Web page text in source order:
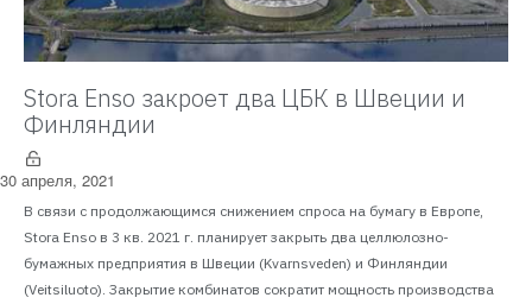
Stora Enso закроет два ЦБК в Швеции и
Финляндии
30 апреля, 2021
В связи с продолжающимся снижением спроса на бумагу в Европе,
Stora Enso в 3 кв. 2021 г. планирует закрыть два целлюлозно-
бумажных предприятия в Швеции (Kvarnsveden) и Финляндии
(Veitsiluoto). Закрытие комбинатов сократит мощность производства